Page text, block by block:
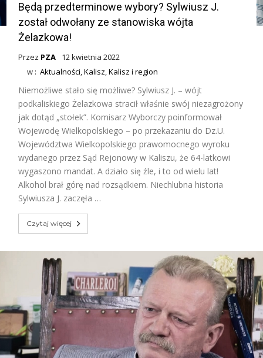
Będą przedterminowe wybory? Sylwiusz J.
został odwołany ze stanowiska wójta
Żelazkowa!
Przez PZA
12 kwietnia 2022
w :Aktualności,Kalisz,Kalisz i region
Niemożliwe stało się możliwe? Sylwiusz J. – wójt
podkaliskiego Żelazkowa stracił właśnie swój niezagrożony
jak dotąd „stołek”. Komisarz Wyborczy poinformował
Wojewodę Wielkopolskiego – po przekazaniu do Dz.U.
Województwa Wielkopolskiego prawomocnego wyroku
wydanego przez Sąd Rejonowy w Kaliszu, że 64-latkowi
wygaszono mandat. A działo się źle, i to od wielu lat!
Alkohol brał górę nad rozsądkiem. Niechlubna historia
Sylwiusza J. zaczęła …
Czytaj więcej